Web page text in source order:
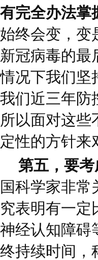
有完全办法掌
始终会变，变
新冠病毒的最
情况下我们坚
我们近三年防
所以面对这些
定性的方针来
第五，要
国科学家非
究表明有一定
神经认知障碍
终持续时间，